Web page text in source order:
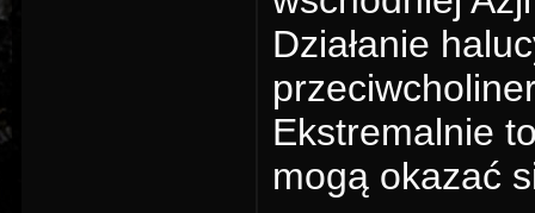
Działanie
Ekstremalnie
mogą okazać